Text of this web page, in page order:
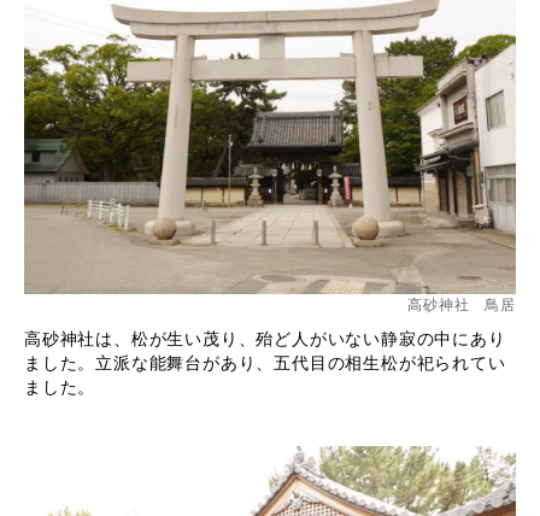
高砂神社 鳥居
高砂神社は、松が生い茂り、殆ど人がいない静寂の中にあり
ました。立派な能舞台があり、五代目の相生松が祀られてい
ました。